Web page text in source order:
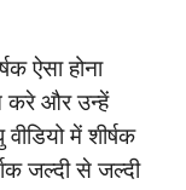
ऐसा होना
करे और उन्हें
में शीर्षक
जल्दी से जल्दी